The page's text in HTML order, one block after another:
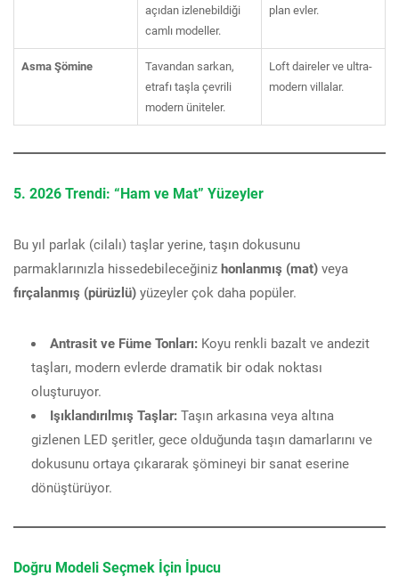
açıdan izlenebildiği
camlı modeller.
plan evler.
Asma Şömine
Tavandan sarkan,
etrafı taşla çevrili
modern üniteler.
Loft daireler ve ultra-
modern villalar.
5. 2026 Trendi: “Ham ve Mat” Yüzeyler
Bu yıl parlak (cilalı) taşlar yerine, taşın dokusunu
parmaklarınızla hissedebileceğiniz honlanmış (mat) veya
fırçalanmış (pürüzlü) yüzeyler çok daha popüler.
Antrasit ve Füme Tonları: Koyu renkli bazalt ve andezit
taşları, modern evlerde dramatik bir odak noktası
oluşturuyor.
Işıklandırılmış Taşlar: Taşın arkasına veya altına
gizlenen LED şeritler, gece olduğunda taşın damarlarını ve
dokusunu ortaya çıkararak şömineyi bir sanat eserine
dönüştürüyor.
Doğru Modeli Seçmek İçin İpucu